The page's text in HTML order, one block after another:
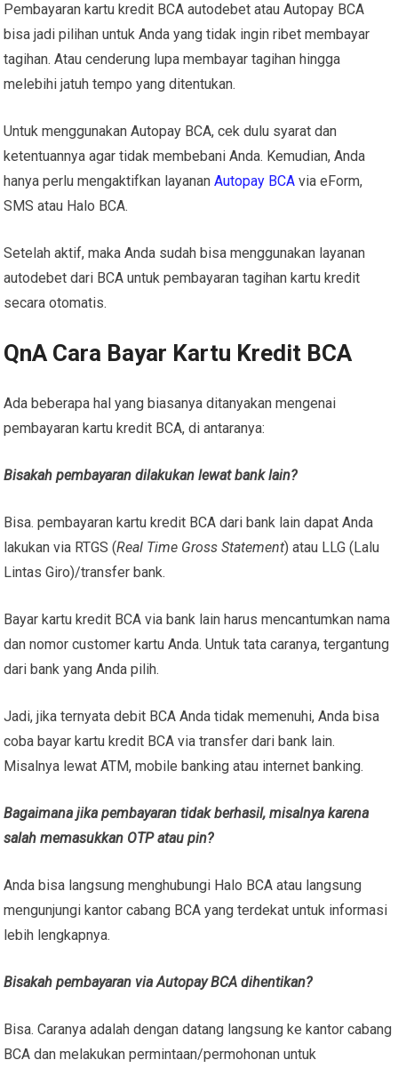
Pembayaran kartu kredit BCA autodebet atau Autopay BCA
bisa jadi pilihan untuk Anda yang tidak ingin ribet membayar
tagihan. Atau cenderung lupa membayar tagihan hingga
melebihi jatuh tempo yang ditentukan.
Untuk menggunakan Autopay BCA, cek dulu syarat dan
ketentuannya agar tidak membebani Anda. Kemudian, Anda
hanya perlu mengaktifkan layananAutopay BCA via eForm,
SMS atau Halo BCA.
Setelah aktif, maka Anda sudah bisa menggunakan layanan
autodebet dari BCA untuk pembayaran tagihan kartu kredit
secara otomatis.
QnA Cara Bayar Kartu Kredit BCA
Ada beberapa hal yang biasanya ditanyakan mengenai
pembayaran kartu kredit BCA, di antaranya:
Bisakah pembayaran dilakukan lewat bank lain?
Bisa. pembayaran kartu kredit BCA dari bank lain dapat Anda
lakukan via RTGS (Real Time Gross Statement) atau LLG (Lalu
Lintas Giro)/transfer bank.
Bayar kartu kredit BCA via bank lain harus mencantumkan nama
dan nomor customer kartu Anda. Untuk tata caranya, tergantung
dari bank yang Anda pilih.
Jadi, jika ternyata debit BCA Anda tidak memenuhi, Anda bisa
coba bayar kartu kredit BCA via transfer dari bank lain.
Misalnya lewat ATM, mobile banking atau internet banking.
Bagaimana jika pembayaran tidak berhasil, misalnya karena
salah memasukkan OTP atau pin?
Anda bisa langsung menghubungi Halo BCA atau langsung
mengunjungi kantor cabang BCA yang terdekat untuk informasi
lebih lengkapnya.
Bisakah pembayaran via Autopay BCA dihentikan?
Bisa. Caranya adalah dengan datang langsung ke kantor cabang
BCA dan melakukan permintaan/permohonan untuk